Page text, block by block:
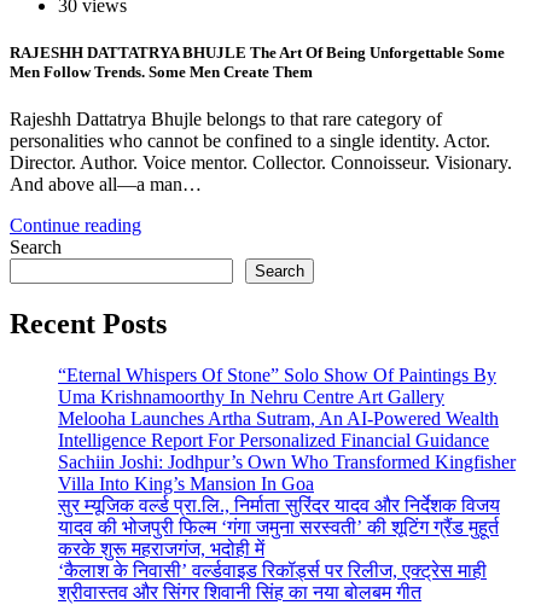
30 views
RAJESHH DATTATRYA BHUJLE The Art Of Being Unforgettable Some
Men Follow Trends. Some Men Create Them
Rajeshh Dattatrya Bhujle belongs to that rare category of
personalities who cannot be confined to a single identity. Actor.
Director. Author. Voice mentor. Collector. Connoisseur. Visionary.
And above all—a man…
Continue reading
Search
Search
Recent Posts
“Eternal Whispers Of Stone” Solo Show Of Paintings By
Uma Krishnamoorthy In Nehru Centre Art Gallery
Melooha Launches Artha Sutram, An AI-Powered Wealth
Intelligence Report For Personalized Financial Guidance
Sachiin Joshi: Jodhpur’s Own Who Transformed Kingfisher
Villa Into King’s Mansion In Goa
सुर म्यूजिक वर्ल्ड प्रा.लि., निर्माता सुरिंदर यादव और निर्देशक विजय
यादव की भोजपुरी फिल्म ‘गंगा जमुना सरस्वती’ की शूटिंग ग्रैंड मुहूर्त
करके शुरू महराजगंज, भदोही में
‘कैलाश के निवासी’ वर्ल्डवाइड रिकॉर्ड्स पर रिलीज, एक्ट्रेस माही
श्रीवास्तव और सिंगर शिवानी सिंह का नया बोलबम गीत